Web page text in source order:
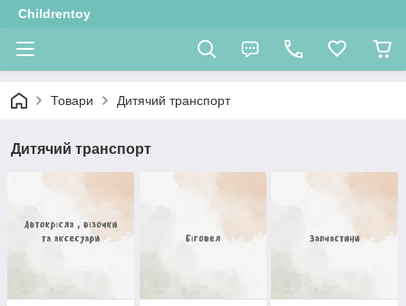
Childrentoy
Товари Дитячий транспорт
Дитячий транспорт